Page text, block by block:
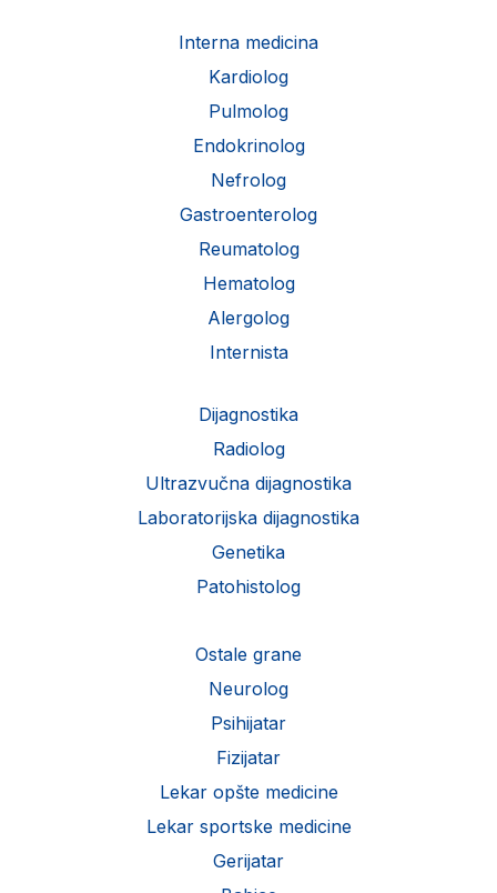
Interna medicina
Kardiolog
Pulmolog
Endokrinolog
Nefrolog
Gastroenterolog
Reumatolog
Hematolog
Alergolog
Internista
Dijagnostika
Radiolog
Ultrazvučna dijagnostika
Laboratorijska dijagnostika
Genetika
Patohistolog
Ostale grane
Neurolog
Psihijatar
Fizijatar
Lekar opšte medicine
Lekar sportske medicine
Gerijatar